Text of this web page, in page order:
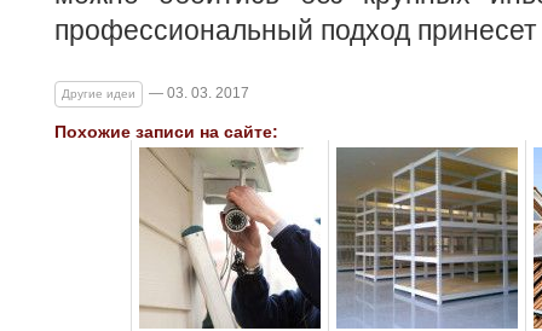
профессиональный подход
Другие идеи — 03. 03. 2017
Похожие записи на сайте: